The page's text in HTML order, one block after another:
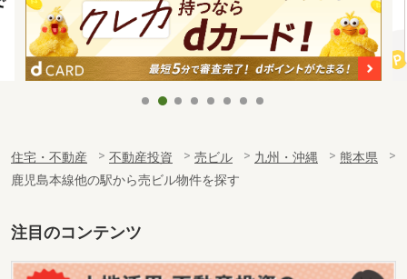
住宅・不動産 不動産投資 売ビル 九州・沖縄
熊本県
鹿児島本線他の駅から売ビル物件を探す
注目のコンテンツ